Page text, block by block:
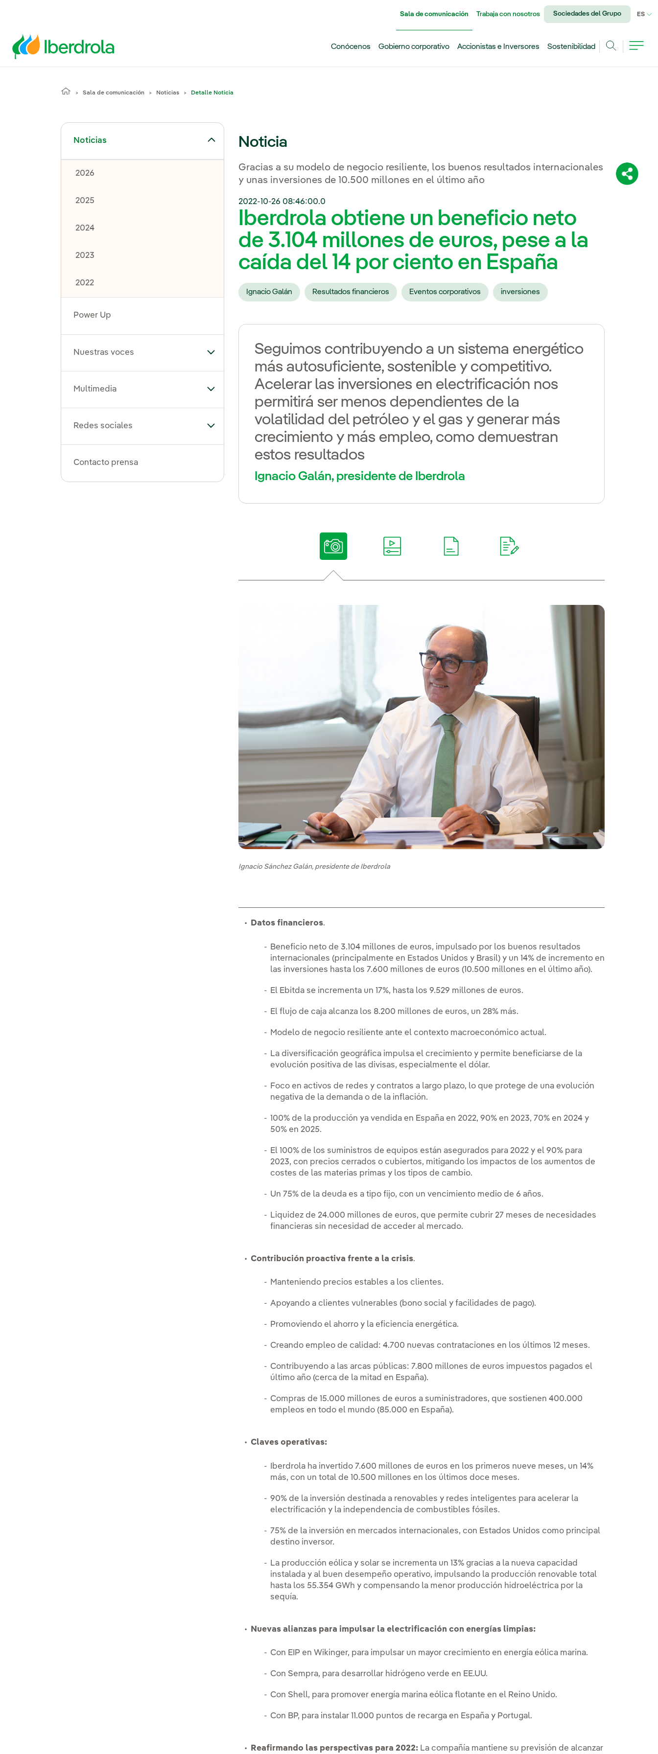
Sala de comunicación Trabaja con nosotros Sociedades del Grupo ES
Conócenos Gobierno corporativo Accionistas e Inversores
Sostenibilidad
Sala de comunicación Noticias Detalle Noticia
Noticias
Alternar el submenú para Noticias
2026
2025
2024
2023
2022
Power Up
Nuestras voces Alternar el submenú para Nuestras voces
Multimedia Alternar el submenú para Multimedia
Redes sociales Alternar el submenú para Redes sociales
Contacto prensa
Noticia
Gracias a su modelo de negocio resiliente, los buenos resultados internacionales
y unas inversiones de 10.500 millones en el último año
2022-10-26 08:46:00.0
Iberdrola obtiene un beneficio neto
de 3.104 millones de euros, pese a la
caída del 14 por ciento en España
Ignacio Galán Resultados financieros Eventos corporativos inversiones
Seguimos contribuyendo a un sistema energético
más autosuficiente, sostenible y competitivo.
Acelerar las inversiones en electrificación nos
permitirá ser menos dependientes de la
volatilidad del petróleo y el gas y generar más
crecimiento y más empleo, como demuestran
estos resultados
Ignacio Galán, presidente de Iberdrola
Ignacio Sánchez Galán, presidente de Iberdrola
Datos financieros.
Beneficio neto de 3.104 millones de euros, impulsado por los buenos resultados
internacionales (principalmente en Estados Unidos y Brasil) y un 14% de incremento en
las inversiones hasta los 7.600 millones de euros (10.500 millones en el último año).
El Ebitda se incrementa un 17%, hasta los 9.529 millones de euros.
El flujo de caja alcanza los 8.200 millones de euros, un 28% más.
Modelo de negocio resiliente ante el contexto macroeconómico actual.
La diversificación geográfica impulsa el crecimiento y permite beneficiarse de la
evolución positiva de las divisas, especialmente el dólar.
Foco en activos de redes y contratos a largo plazo, lo que protege de una evolución
negativa de la demanda o de la inflación.
100% de la producción ya vendida en España en 2022, 90% en 2023, 70% en 2024 y
50% en 2025.
El 100% de los suministros de equipos están asegurados para 2022 y el 90% para
2023, con precios cerrados o cubiertos, mitigando los impactos de los aumentos de
costes de las materias primas y los tipos de cambio.
Un 75% de la deuda es a tipo fijo, con un vencimiento medio de 6 años.
Liquidez de 24.000 millones de euros, que permite cubrir 27 meses de necesidades
financieras sin necesidad de acceder al mercado.
Contribución proactiva frente a la crisis.
Manteniendo precios estables a los clientes.
Apoyando a clientes vulnerables (bono social y facilidades de pago).
Promoviendo el ahorro y la eficiencia energética.
Creando empleo de calidad: 4.700 nuevas contrataciones en los últimos 12 meses.
Contribuyendo a las arcas públicas: 7.800 millones de euros impuestos pagados el
último año (cerca de la mitad en España).
Compras de 15.000 millones de euros a suministradores, que sostienen 400.000
empleos en todo el mundo (85.000 en España).
Claves operativas:
Iberdrola ha invertido 7.600 millones de euros en los primeros nueve meses, un 14%
más, con un total de 10.500 millones en los últimos doce meses.
90% de la inversión destinada a renovables y redes inteligentes para acelerar la
electrificación y la independencia de combustibles fósiles.
75% de la inversión en mercados internacionales, con Estados Unidos como principal
destino inversor.
La producción eólica y solar se incrementa un 13% gracias a la nueva capacidad
instalada y al buen desempeño operativo, impulsando la producción renovable total
hasta los 55.354 GWh y compensando la menor producción hidroeléctrica por la
sequía.
Nuevas alianzas para impulsar la electrificación con energías limpias:
Con EIP en Wikinger, para impulsar un mayor crecimiento en energía eólica marina.
Con Sempra, para desarrollar hidrógeno verde en EE.UU.
Con Shell, para promover energía marina eólica flotante en el Reino Unido.
Con BP, para instalar 11.000 puntos de recarga en España y Portugal.
Reafirmando las perspectivas para 2022: La compañía mantiene su previsión de alcanzar